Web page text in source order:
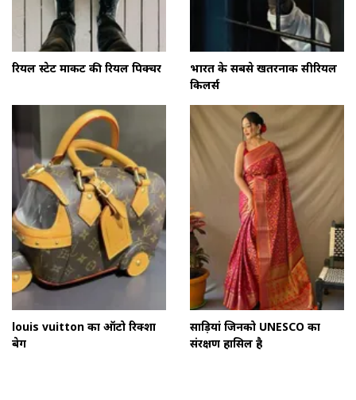
रियल स्टेट मार्केट की रियल पिक्चर
भारत के सबसे खतरनाक सीरियल
किलर्स
louis vuitton का ऑटो रिक्शा
बेग
साड़ियां जिनको UNESCO का
संरक्षण हासिल है